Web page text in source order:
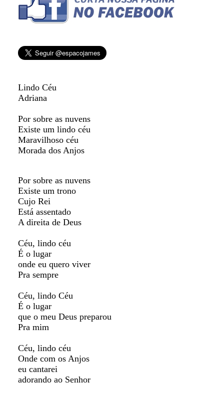
Lindo Céu
Adriana
Por sobre as nuvens
Existe um lindo céu
Maravilhoso céu
Morada dos Anjos
Por sobre as nuvens
Existe um trono
Cujo Rei
Está assentado
A direita de Deus
Céu, lindo céu
É o lugar
onde eu quero viver
Pra sempre
Céu, lindo Céu
É o lugar
que o meu Deus preparou
Pra mim
Céu, lindo céu
Onde com os Anjos
eu cantarei
adorando ao Senhor